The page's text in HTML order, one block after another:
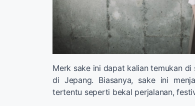
Merk sake ini dapat kalian temukan
di Jepang. Biasanya, sake ini
tertentu seperti bekal perjalanan,